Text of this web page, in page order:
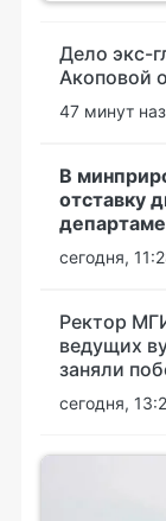
Дело экс-
Акоповой
47 минут
В
отставку
сегодня,
Ректор
ведущих
заняли
сегодня,